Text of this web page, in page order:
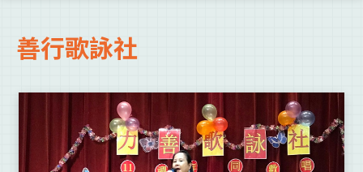
善行歌詠社